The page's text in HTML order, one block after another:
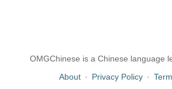
OMGChinese is a Chinese language
About · Privacy Policy ·